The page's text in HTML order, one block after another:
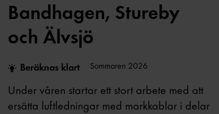
Bandhagen, Stureby
och Älvsjö
Under våren startar ett stort arbete med att
ersätta luftledningar med markkablar i delar
Beräknas klart Sommaren 2026